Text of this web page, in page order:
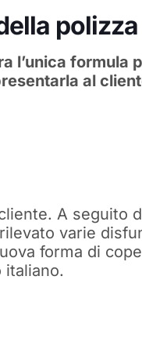
l’unica formula
al
A seguito
varie
forma di
italiano.